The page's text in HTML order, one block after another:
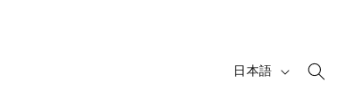
言
日本語